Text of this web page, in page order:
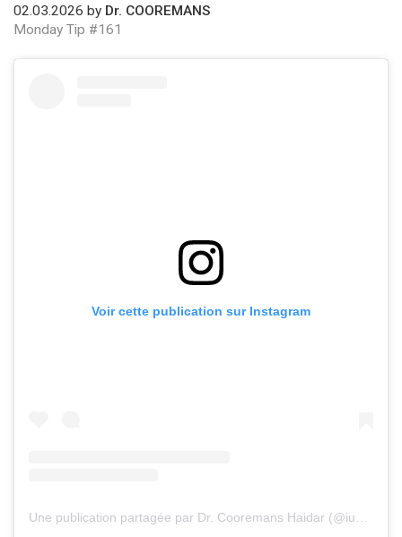
02.03.2026 by Dr. COOREMANS
Monday Tip #161
Voir cette publication sur Instagram